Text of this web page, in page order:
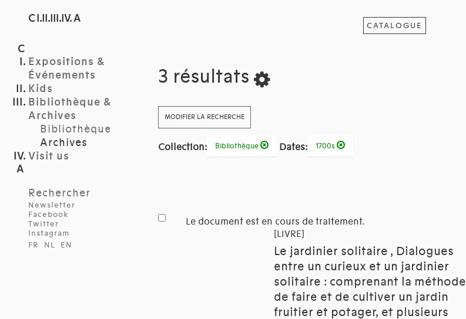
C I.II.III.IV. A
Expositions &
Événements
Kids
Bibliothèque &
Archives
Bibliothèque
Archives
Visit us
Rechercher
Newsletter
Facebook
Twitter
Instagram
FR
NL EN
CATALOGUE
3 résultats
MODIFIER LA RECHERCHE
Collection: Bibliothèque Dates: 1700s
Le document est en cours de traitement.
[LIVRE]
Le jardinier solitaire , Dialogues
entre un curieux et un jardinier
solitaire : comprenant la méthode
de faire et de cultiver un jardin
fruitier et potager, et plusieurs